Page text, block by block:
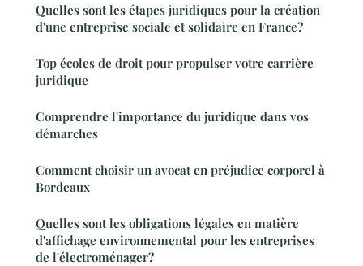
Quelles sont les étapes juridiques pour la création
d'une entreprise sociale et solidaire en France?
Top écoles de droit pour propulser votre carrière
juridique
Comprendre l'importance du juridique dans vos
démarches
Comment choisir un avocat en préjudice corporel à
Bordeaux
Quelles sont les obligations légales en matière
d'affichage environnemental pour les entreprises
de l'électroménager?